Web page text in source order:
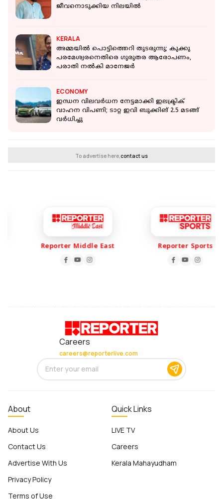
ജീവനൊടുക്കിയ നിലയില്‍
KERALA
അമ്മയില്‍ പൊട്ടിത്തെറി തുടരുന്നു; കുക്കു
പരമേശ്വരനെതിരെ ഗുരുതര ആരോപണം,
പരാതി നല്‍കി മാനേജര്‍
ECONOMY
ഇന്ധന വിലവര്‍ധന നേട്ടമാക്കി ഇലക്ട്രിക്
വാഹന വിപണി; ടാറ്റ ഇവി ബുക്കിങ് 2.5 മടങ്ങ്
വര്‍ധിച്ചു
To advertise here,contact us
Reporter Middle East Reporter Sports
Careers
careers@reporterlive.com
About
About Us
Contact Us
Advertise With Us
Privacy Policy
Terms of Use
Quick Links
LIVE TV
Careers
Kerala Mahayudham